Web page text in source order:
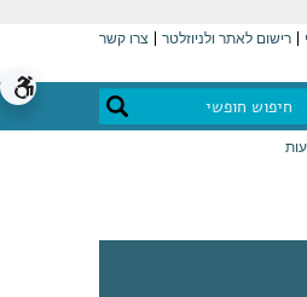
רישום לאתר ולניוזלטר צרו קשר